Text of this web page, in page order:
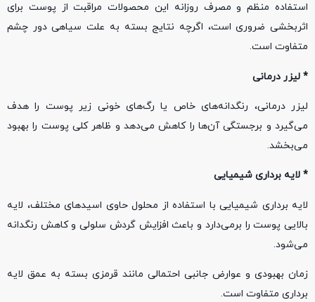
استفاده منظم و مصرف روزانه این محصولات مراقبت از پوست برای
اثربخشی ضروری است، اگرچه نتایج بسته به علت سیاهی دور چشم
متفاوت است.
* لیزر درمانی
لیزر درمانی، رنگدانه‌های خاص یا رگ‌های خونی زیر پوست را هدف
می‌گیرد و برجستگی آن‌ها را کاهش می‌دهد و ظاهر کلی پوست را بهبود
می‌بخشد.
* لایه‌ برداری شیمیایی
لایه‌ برداری شیمیایی با استفاده از محلول حاوی اسیدهای مختلف، لایه
بالایی پوست را برمی‌دارد و باعث افزایش گردش سلولی و کاهش رنگدانه
می‌شود.
زمان بهبودی و عوارض جانبی احتمالی مانند قرمزی بسته به عمق لایه
برداری متفاوت است.